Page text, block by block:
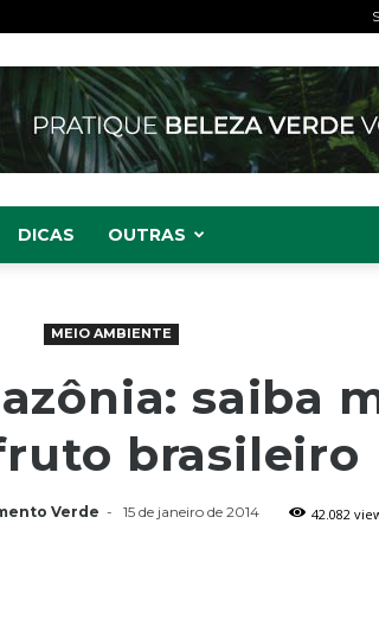
DICAS OUTRAS
MEIO AMBIENTE
saiba
brasileiro
Verde - 15 de janeiro de 2014 42.082